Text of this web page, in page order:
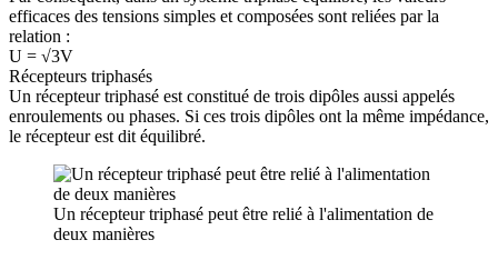
efficaces des tensions simples et composées sont reliées par la
relation :
U = √3V
Récepteurs triphasés
Un récepteur triphasé est constitué de trois dipôles aussi appelés
enroulements ou phases. Si ces trois dipôles ont la même impédance,
le récepteur est dit équilibré.
Un récepteur triphasé peut être relié à l'alimentation de
deux manières